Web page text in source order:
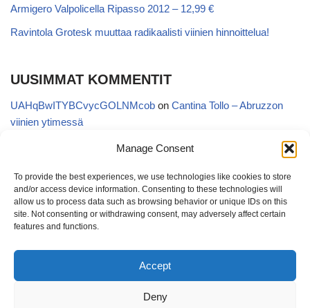
Manage Consent
To provide the best experiences, we use technologies like cookies to store
and/or access device information. Consenting to these technologies will
allow us to process data such as browsing behavior or unique IDs on this
site. Not consenting or withdrawing consent, may adversely affect certain
features and functions.
Accept
Deny
Armigero Valpolicella Ripasso 2012 – 12,99 €
Ravintola Grotesk muuttaa radikaalisti viinien hinnoittelua!
UUSIMMAT KOMMENTIT
UAHqBwITYBCvycGOLNMcob on Cantina Tollo – Abruzzon
viinien ytimessä
EgVGGttRTxKfbqUaWNglbonCantina Tollo – Abruzzon viinien
AnonymousonKyläviini Riojasta – Ortega Ezquerro Vino de
Tudelilla Crianza 2018 (Alko 14,88 €)
CopatintoonKyläviini Riojasta – Ortega Ezquerro Vino de
Kyläviini Riojasta – Ortega Ezquerro
Vino de Tudelilla Crianza 2018 (Alko 14,88 €)